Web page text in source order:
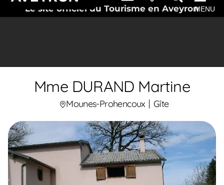
Le site officiel du Tourisme en AveyronMENU
Mme DURAND Martine
Mounes-Prohencoux Gîte